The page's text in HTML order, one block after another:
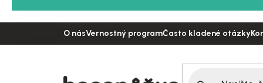
na
O násVernostný programČasto kladené otázky